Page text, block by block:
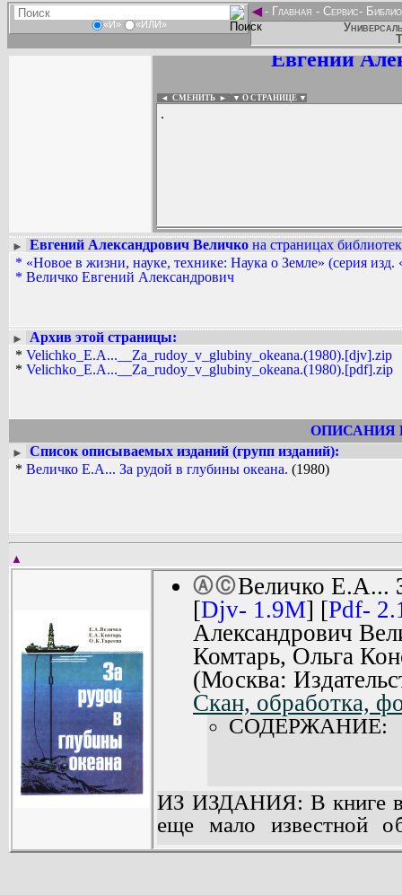
«И» «ИЛИ»
◄- Главная - Сервис-
Евгений
◄ СМЕНИТЬ ► ▼ О СТРАНИЦЕ ▼
.
Вадим Ершов...
Lykas...
► Евгений Александрович Величко на страницах
* «Новое в жизни, науке, технике: Наука о Земле» (серия изд.
* Величко Евгений Александрович
►
Архив этой страницы:
* Velichko_E.A...__Za_rudoy_v_glubiny_okeana.(1980).[djv].zip
* Velichko_E.A...__Za_rudoy_v_glubiny_okeana.(1980).[pdf].zip
ОПИСАНИЯ
►
Список описываемых изданий (групп изданий):
* Величко Е.А... За рудой в глубины океана. (1980)
▲
ⒶⒸВеличко Е.А...
[Djv- 1.9M] [Pdf-
Александрович
Комтарь, Ольга
(Москва:
Скан, обработка,
СОДЕРЖАНИЕ:
ИЗ ИЗДАНИЯ: В книге в
еще мало известной
изучении и освоении